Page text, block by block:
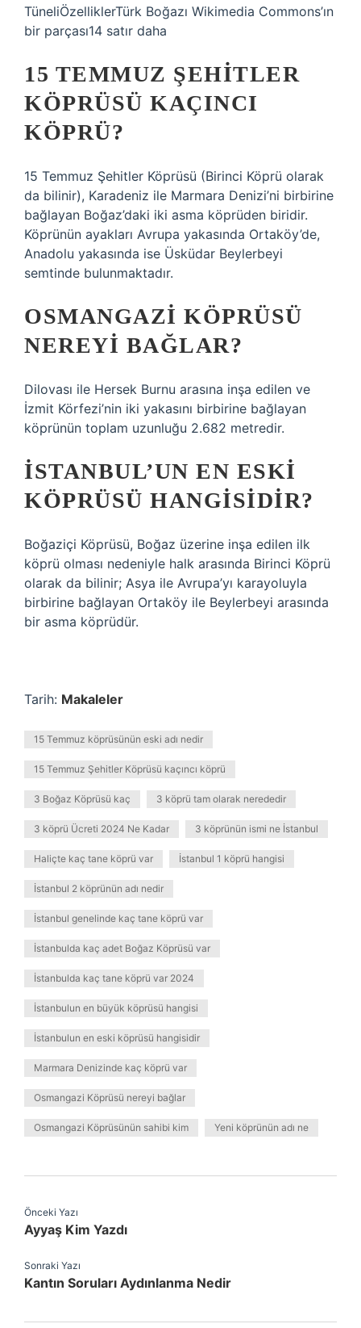
TüneliÖzelliklerTürk Boğazı Wikimedia Commons’ın
bir parçası14 satır daha
15 TEMMUZ ŞEHITLER
KÖPRÜSÜ KAÇINCI
KÖPRÜ?
15 Temmuz Şehitler Köprüsü (Birinci Köprü olarak
da bilinir), Karadeniz ile Marmara Denizi’ni birbirine
bağlayan Boğaz’daki iki asma köprüden biridir.
Köprünün ayakları Avrupa yakasında Ortaköy’de,
Anadolu yakasında ise Üsküdar Beylerbeyi
semtinde bulunmaktadır.
OSMANGAZI KÖPRÜSÜ
NEREYI BAĞLAR?
Dilovası ile Hersek Burnu arasına inşa edilen ve
İzmit Körfezi’nin iki yakasını birbirine bağlayan
köprünün toplam uzunluğu 2.682 metredir.
İSTANBUL’UN EN ESKI
KÖPRÜSÜ HANGISIDIR?
Boğaziçi Köprüsü, Boğaz üzerine inşa edilen ilk
köprü olması nedeniyle halk arasında Birinci Köprü
olarak da bilinir; Asya ile Avrupa’yı karayoluyla
birbirine bağlayan Ortaköy ile Beylerbeyi arasında
bir asma köprüdür.
Tarih: Makaleler
15 Temmuz köprüsünün eski adı nedir
15 Temmuz Şehitler Köprüsü kaçıncı köprü
3 Boğaz Köprüsü kaç 3 köprü tam olarak nerededir
3 köprü Ücreti 2024 Ne Kadar 3 köprünün ismi ne İstanbul
Haliçte kaç tane köprü var İstanbul 1 köprü hangisi
İstanbul 2 köprünün adı nedir
İstanbul genelinde kaç tane köprü var
İstanbulda kaç adet Boğaz Köprüsü var
İstanbulda kaç tane köprü var 2024
İstanbulun en büyük köprüsü hangisi
İstanbulun en eski köprüsü hangisidir
Marmara Denizinde kaç köprü var
Osmangazi Köprüsü nereyi bağlar
Osmangazi Köprüsünün sahibi kim Yeni köprünün adı ne
Önceki Yazı
Ayyaş Kim Yazdı
Sonraki Yazı
Kantın Soruları Aydınlanma Nedir